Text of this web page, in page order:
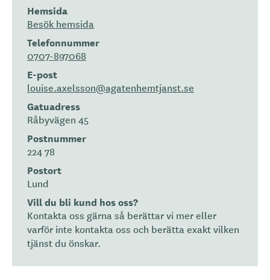
Hemsida
Besök hemsida
Telefonnummer
0707-897068
E-post
louise.axelsson@agatenhemtjanst.se
Gatuadress
Råbyvägen 45
Postnummer
224 78
Postort
Lund
Vill du bli kund hos oss?
Kontakta oss gärna så berättar vi mer eller
varför inte kontakta oss och berätta exakt vilken
tjänst du önskar.